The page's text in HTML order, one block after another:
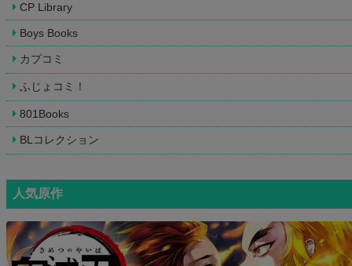
CP Library
Boys Books
カプコミ
ふじょコミ！
801Books
BLコレクション
人気原作